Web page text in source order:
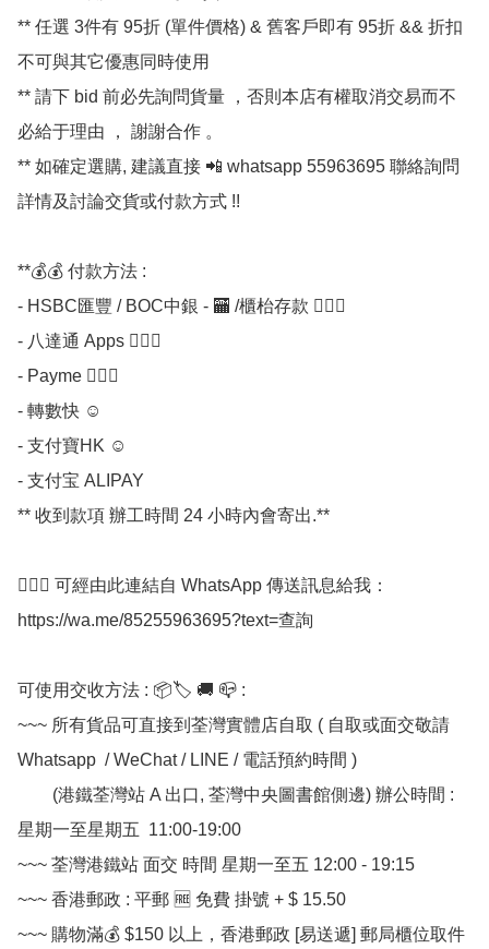
** 任選 3件有 95折 (單件價格) & 舊客戶即有 95折 && 折扣
不可與其它優惠同時使用
** 請下 bid 前必先詢問貨量 ，否則本店有權取消交易而不
必給于理由 ， 謝謝合作 。
** 如確定選購, 建議直接 📲 whatsapp 55963695 聯絡詢問
詳情及討論交貨或付款方式 !!
**💰💰 付款方法 :
- HSBC匯豐 / BOC中銀 - 🏧 /櫃枱存款 💁🏼‍♀
- 八達通 Apps 💁🏼‍♀
- Payme 💁🏼‍♀
- 轉數快 ☺
- 支付寶HK ☺
- 支付宝 ALIPAY
** 收到款項 辦工時間 24 小時內會寄出.**
💁🏼‍♀ 可經由此連結自 WhatsApp 傳送訊息給我：
https://wa.me/85255963695?text=查詢
可使用交收方法 : 📦🏷 🚚 📪 :
~~~ 所有貨品可直接到荃灣實體店自取 ( 自取或面交敬請
Whatsapp  / WeChat / LINE / 電話預約時間 )
星期一至星期五  11:00-19:00
~~~ 荃灣港鐵站 面交 時間 星期一至五 12:00 - 19:15
~~~ 香港郵政 : 平郵 🆓 免費 掛號 + $ 15.50
~~~ 購物滿💰 $150 以上，香港郵政 [易送遞] 郵局櫃位取件